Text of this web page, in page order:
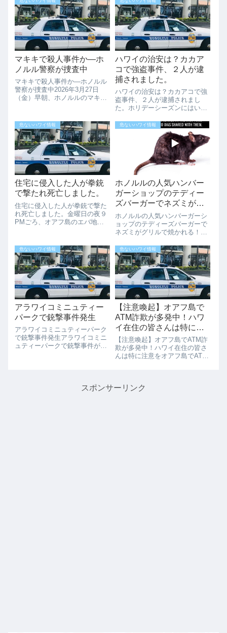
マキキで殺人事件か―ホ
ノルル警察が捜査中
マキキで殺人事件か―ホノルル
警察が捜査中2026年3月27日
（金）早朝、ホノルルのマキキ
午前5時前、ホノルル警察
（HPD）はマキキ通りで緊急通
報を受け出動。現場には警察車
両・消防車・救...
ハワイの治安は？カカア
コで強盗事件、２人が逮
捕されました。
ハワイの治安は？カカアコで強
盗事件、２人が逮捕されまし
た。ホリデーシーズンにはいり
は犯罪が多く起きると注意喚起
がされています。先日も、拳銃
を使った強盗が４件発生したと
いうニュースが報道されていま
した。また、先日の...
危ないハワイ情報
住宅に侵入した人が拳銃
で撃たれ死亡しました。
住宅に侵入した人が拳銃で撃た
れ死亡しました。金曜日の夜９
PMごろ、オアフ島のエバ地区
ました。ハワイではここ最近、
拳銃による事件が毎日のように
報道されていますが、またエバ
で拳銃を使った...
危ないハワイ情報
ホノルルの人気ハンバー
ガーショップのテディー
ズバーガーでネズミがグ
リルで焼かれる！！
ホノルルの人気ハンバーガーシ
ョップのテディーズバーガーで
ネズミがグリルで焼かれる！！
ました。ホノルルの人気ハンバ
ーガーショップのテディーズバ
ーガーでネズミをグリルで焼く
動画が投稿された。ホノルルの
人気ハンバーガー...
危ないハワイ情報
アラワイコミニュティー
パークで銃撃事件発生
アラワイコミニュティーパーク
で銃撃事件発生アラワイコミニ
ュティーパークで銃撃事件があ
記事によると男性がアラワイコ
危ないハワイ情報
【注意喚起】オアフ島で
ATM詐欺が多発中！ハワ
イ在住の皆さんは特に注
意を
【注意喚起】オアフ島でATM詐
欺が多発中！ハワイ在住の皆さ
んは特に注意をオアフ島でATM
りやすくまとめました。カジュ
スポンサーリンク